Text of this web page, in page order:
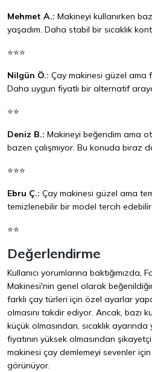
Mehmet A.: Makineyi kullanırken
yaşadım. Daha stabil bir sıcaklık
⭐⭐⭐
Nilgün Ö.: Çay makinesi güzel ama
Daha uygun fiyatlı bir alternatif
⭐⭐
Deniz B.: Makineyi beğendim ama
bazen çalışmıyor. Bu konuda biraz
⭐⭐⭐
Ebru Ç.: Çay makinesi güzel ama
temizlenebilir bir model tercih
⭐⭐
Değerlendirme
Kullanıcı yorumlarına baktığımızda,
Makinesi'nin genel olarak
farklı çay türleri için özel ayarlar
olmasını takdir ediyor. Ancak, bazı
küçük olmasından, sıcaklık
fiyatının yüksek olmasından
makinesi çay demlemeyi sevenler
görünüyor.